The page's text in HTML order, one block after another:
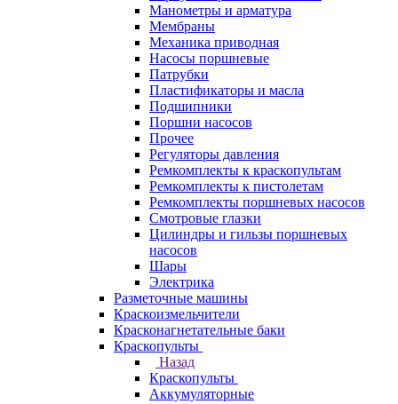
Манометры и арматура
Мембраны
Механика приводная
Насосы поршневые
Патрубки
Пластификаторы и масла
Подшипники
Поршни насосов
Прочее
Регуляторы давления
Ремкомплекты к краскопультам
Ремкомплекты к пистолетам
Ремкомплекты поршневых насосов
Смотровые глазки
Цилиндры и гильзы поршневых
насосов
Шары
Электрика
Разметочные машины
Краскоизмельчители
Красконагнетательные баки
Краскопульты
Назад
Краскопульты
Аккумуляторные